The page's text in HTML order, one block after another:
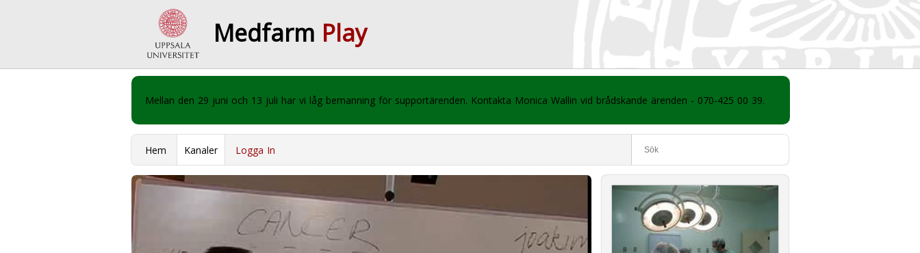
Medfarm Play
Mellan den 29 juni och 13 juli har vi låg bemanning för supportärenden. Kontakta Monica Wallin vid brådskande ärenden - 070-425 00 39.
Hem Kanaler Logga In